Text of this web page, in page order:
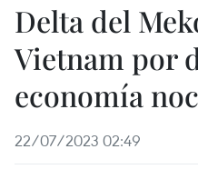
Delta del
Vietnam por
economía
22/07/2023 02:49